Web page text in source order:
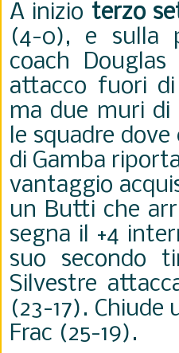
A inizio terzo
(4-0), e sulla
coach
attacco fuori
ma due muri
le squadre
di Gamba
vantaggio
un Butti che
segna il +4
suo secondo
Silvestre
(23-17).
Frac (25-19).